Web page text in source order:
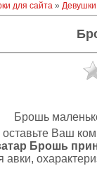
для сайта »
Брошь
оставьте Ваш
Брошь
авки,